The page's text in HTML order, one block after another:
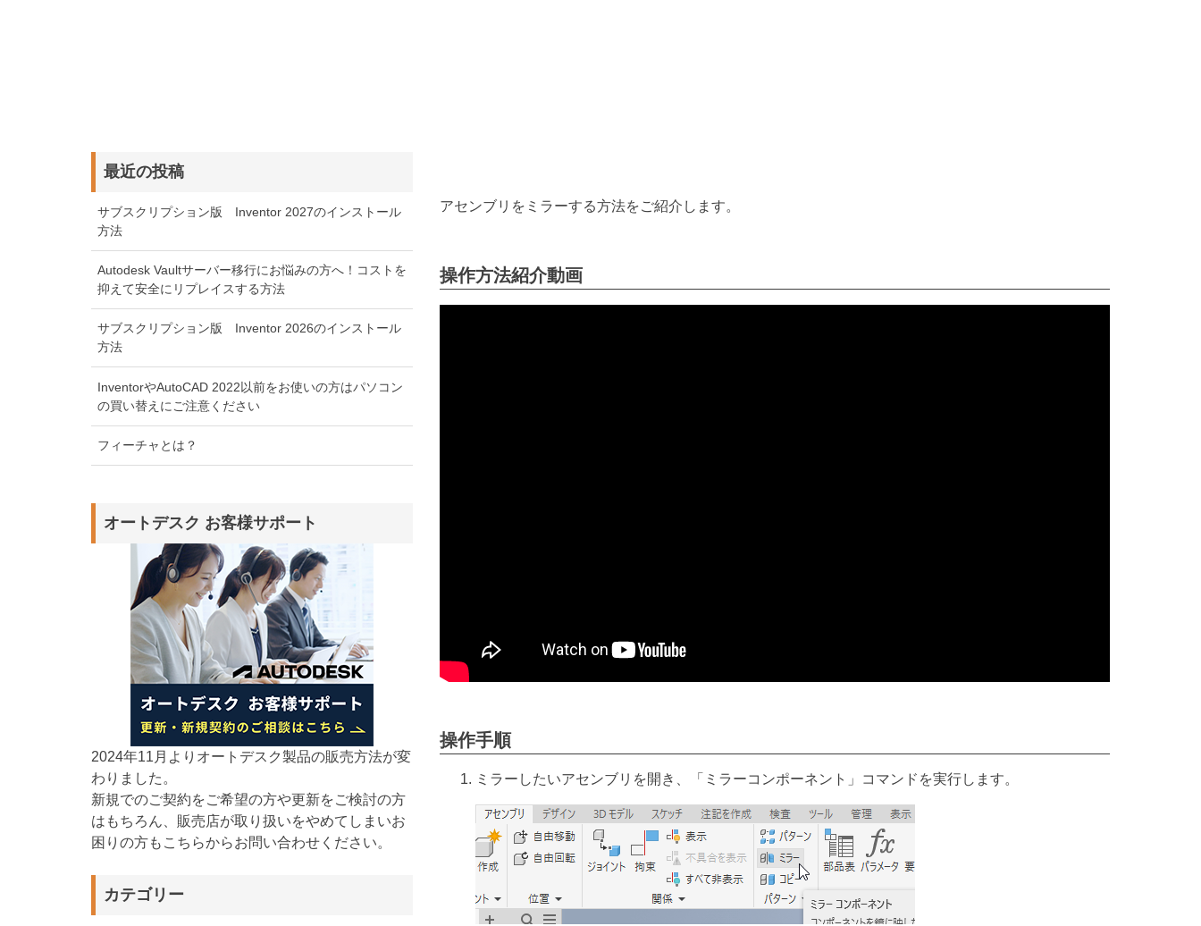
アセンブリをミラーする方法をご紹介します。
操作方法紹介動画
操作手順
ミラーしたいアセンブリを開き、「ミラーコンポーネント」コマンドを実行します。
最近の投稿
サブスクリプション版 Inventor 2027のインストール
方法
Autodesk Vaultサーバー移行にお悩みの方へ！コストを
抑えて安全にリプレイスする方法
サブスクリプション版 Inventor 2026のインストール
方法
InventorやAutoCAD 2022以前をお使いの方はパソコン
の買い替えにご注意ください
フィーチャとは？
オートデスク お客様サポート
2024年11月よりオートデスク製品の販売方法が変
わりました。
新規でのご契約をご希望の方や更新をご検討の方
はもちろん、販売店が取り扱いをやめてしまいお
困りの方もこちらからお問い合わせください。
カテゴリー